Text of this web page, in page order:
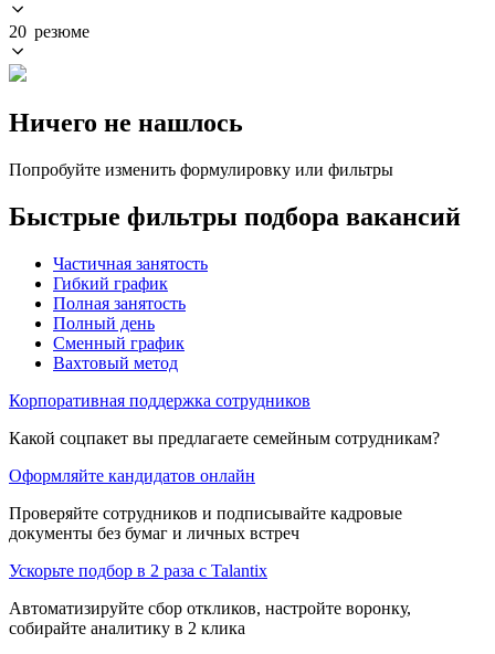
20 резюме
Ничего не нашлось
Попробуйте изменить формулировку или фильтры
Быстрые фильтры подбора вакансий
Частичная занятость
Гибкий график
Полная занятость
Полный день
Сменный график
Вахтовый метод
Корпоративная поддержка сотрудников
Какой соцпакет вы предлагаете семейным сотрудникам?
Оформляйте кандидатов онлайн
Проверяйте сотрудников и подписывайте кадровые
документы без бумаг и личных встреч
Ускорьте подбор в 2 раза с Talantix
Автоматизируйте сбор откликов, настройте воронку,
собирайте аналитику в 2 клика